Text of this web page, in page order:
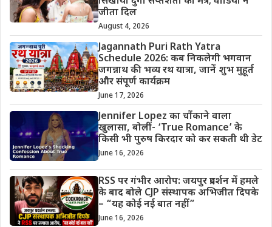
जीता दिल
August 4, 2026
Jagannath Puri Rath Yatra
Schedule 2026: कब निकलेगी भगवान
जगन्नाथ की भव्य रथ यात्रा, जानें शुभ मुहूर्त
और संपूर्ण कार्यक्रम
June 17, 2026
Jennifer Lopez का चौंकाने वाला
खुलासा, बोलीं- ‘True Romance’ के
किसी भी पुरुष किरदार को कर सकती थी डेट
June 16, 2026
RSS पर गंभीर आरोप: जयपुर प्रदर्शन में हमले
के बाद बोले CJP संस्थापक अभिजीत दिपके
– “यह कोई नई बात नहीं”
June 16, 2026